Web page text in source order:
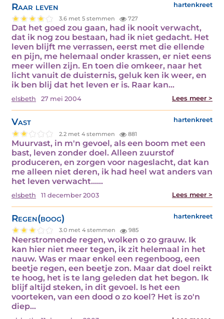
Raar leven hartenkreet
3.6 met 5 stemmen 727
Dat het goed zou gaan, had ik nooit verwacht,
dat ik nog zou bestaan, had ik niet gedacht. Het
leven blijft me verrassen, eerst met die ellende
en pijn, me helemaal onder krassen, er niet eens
meer willen zijn. En toen die omkeer, naar het
licht vanuit de duisternis, geluk ken ik weer, en
ik ben blij dat het leven er is. Raar kan…
elsbeth 27 mei 2004 Lees meer >
Vast hartenkreet
2.2 met 4 stemmen 881
Muurvast, in m'n gevoel, als een boom met een
bast, leven zonder doel. Alleen zuurstof
produceren, en zorgen voor nageslacht, dat kan
me alleen niet deren, ik had heel wat anders van
het leven verwacht...…
elsbeth 11 december 2003 Lees meer >
Regen(boog) hartenkreet
3.0 met 4 stemmen 985
Neerstromende regen, wolken o zo grauw. Ik
kan hier niet meer tegen, ik zit helemaal in het
nauw. Was er maar enkel een regenboog, een
beetje regen, een beetje zon. Maar dat doel reikt
te hoog, het is te lang geleden dat het begon. Ik
blijf altijd steken, in dit gevoel. Is het een
voorteken, van een dood o zo koel? Het is zo'n
diep…